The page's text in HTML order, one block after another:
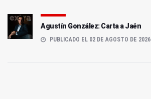
Agustín González: Carta a Jaén
PUBLICADO EL 02 DE AGOSTO DE 2026